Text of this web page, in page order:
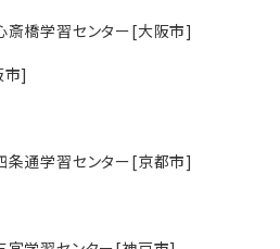
斎橋学習センター[大阪市]
市]
条通学習センター[京都市]